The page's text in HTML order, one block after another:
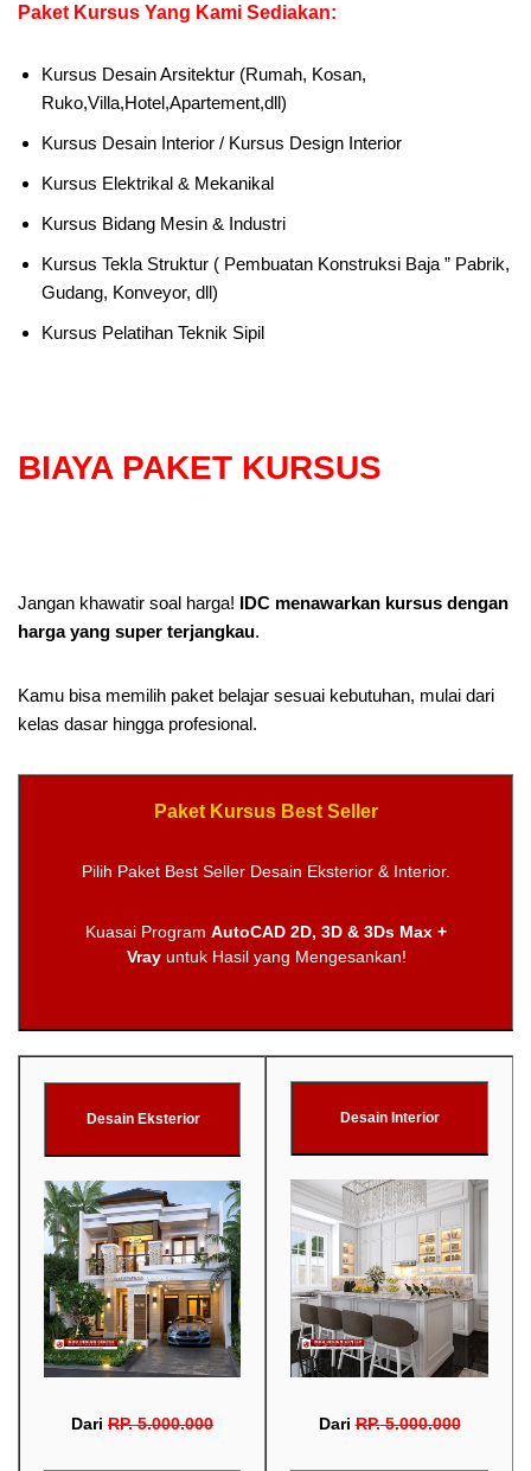
Paket Kursus Yang Kami Sediakan:
Kursus Desain Arsitektur (Rumah, Kosan,
Ruko,Villa,Hotel,Apartement,dll)
Kursus Desain Interior / Kursus Design Interior
Kursus Elektrikal & Mekanikal
Kursus Bidang Mesin & Industri
Kursus Tekla Struktur ( Pembuatan Konstruksi Baja ” Pabrik,
Gudang, Konveyor, dll)
Kursus Pelatihan Teknik Sipil
BIAYA PAKET KURSUS
Jangan khawatir soal harga! IDC menawarkan kursus dengan
harga yang super terjangkau.
Kamu bisa memilih paket belajar sesuai kebutuhan, mulai dari
kelas dasar hingga profesional.
Paket Kursus Best Seller
Pilih Paket Best Seller Desain Eksterior & Interior.
Kuasai Program AutoCAD 2D, 3D & 3Ds Max +
Vrayuntuk Hasil yang Mengesankan!
Desain Eksterior
Dari RP.5.000.000
Desain Interior
DariRP.5.000.000